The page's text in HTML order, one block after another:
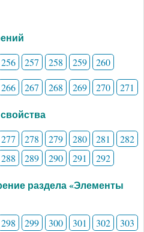
256 257 258 259
260
266 267 268 269 270 271
277 278 279 280 281
282
288 289 290 291 292
раздела «Элементы
298 299 300 301 302
303